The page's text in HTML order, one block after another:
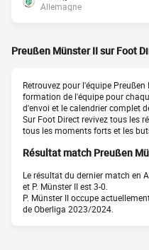
Allemagne
Preußen Münster II sur Foot
Retrouvez pour l'équipe
formation de l'équipe pour
d'envoi et le calendrier complet
Sur Foot Direct revivez tous les
tous les moments forts et les
Résultat match Preußen
Le résultat du dernier match en
et P. Münster II est 3-0.
P. Münster II occupe
de Oberliga 2023/2024.